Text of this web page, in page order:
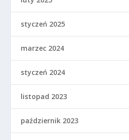
styczeń 2025
marzec 2024
styczeń 2024
listopad 2023
październik 2023